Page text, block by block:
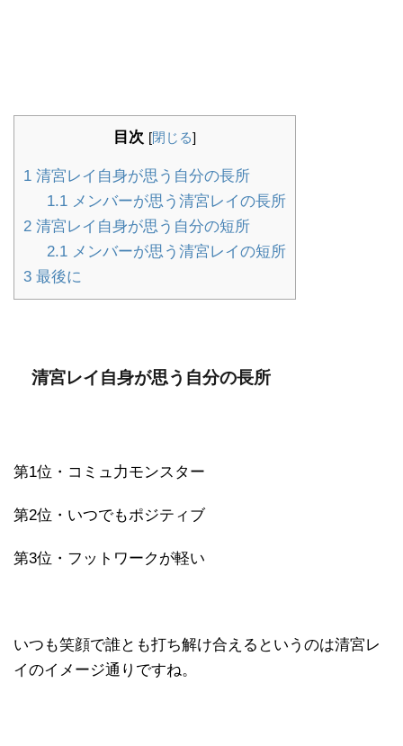
目次 [閉じる]
1 清宮レイ自身が思う自分の長所
1.1メンバーが思う清宮レイの長所
2 清宮レイ自身が思う自分の短所
2.1メンバーが思う清宮レイの短所
3 最後に
清宮レイ自身が思う自分の長所
第1位・コミュ力モンスター
第2位・いつでもポジティブ
第3位・フットワークが軽い
いつも笑顔で誰とも打ち解け合えるというのは清宮レ
イのイメージ通りですね。